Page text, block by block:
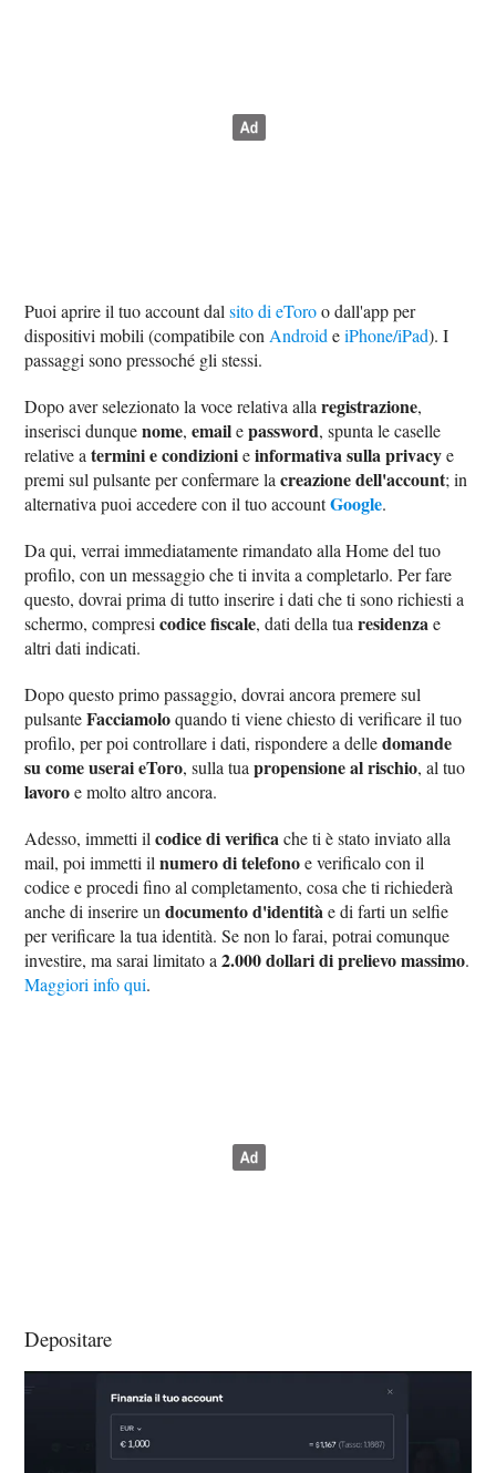
Puoi aprire il tuo account dalsito di eToroo dall'app per
dispositivi mobili (compatibile con Android eiPhone/iPad). I
passaggi sono pressoché gli stessi.
Dopo aver selezionato la voce relativa allaregistrazione,
inserisci dunquenome,emailepassword, spunta le caselle
relative atermini e condizionieinformativa sulla privacye
premi sul pulsante per confermare lacreazione dell'account; in
alternativa puoi accedere con il tuo accountGoogle.
Da qui, verrai immediatamente rimandato alla Home del tuo
profilo, con un messaggio che ti invita a completarlo. Per fare
questo, dovrai prima di tutto inserire i dati che ti sono richiesti a
schermo, compresicodice fiscale, dati della tuaresidenzae
altri dati indicati.
Dopo questo primo passaggio, dovrai ancora premere sul
pulsanteFacciamoloquando ti viene chiesto di verificare il tuo
profilo, per poi controllare i dati, rispondere a delledomande
su come userai eToro, sulla tuapropensione al rischio, al tuo
lavoroe molto altro ancora.
Adesso, immetti ilcodice di verificache ti è stato inviato alla
mail, poi immetti ilnumero di telefonoe verificalo con il
codice e procedi fino al completamento, cosa che ti richiederà
anche di inserire undocumento d'identitàe di farti un selfie
per verificare la tua identità. Se non lo farai, potrai comunque
investire, ma sarai limitato a2.000 dollari di prelievo massimo.
Maggiori info qui.
Depositare